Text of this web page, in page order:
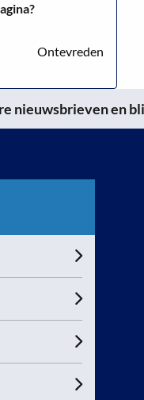
Ontevreden
nieuwsbrieven en